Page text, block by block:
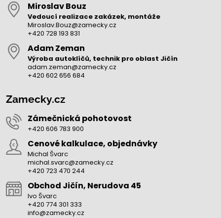
Miroslav Bouz
Vedoucí realizace zakázek, montáže
Miroslav.Bouz@zamecky.cz
+420 728 193 831
Adam Zeman
Výroba autoklíčů, technik pro oblast Jičín
adam.zeman@zamecky.cz
+420 602 656 684
Zamecky.cz
Zámečnická pohotovost
+420 606 783 900
Cenové kalkulace, objednávky
Michal Švarc
michal.svarc@zamecky.cz
+420 723 470 244
Obchod Jičín, Nerudova 45
Ivo Švarc
+420 774 301 333
info@zamecky.cz